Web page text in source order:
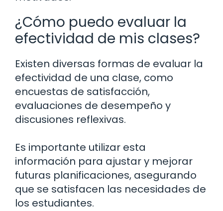
¿Cómo puedo evaluar la
efectividad de mis clases?
Existen diversas formas de evaluar la
efectividad de una clase, como
encuestas de satisfacción,
evaluaciones de desempeño y
discusiones reflexivas.
Es importante utilizar esta
información para ajustar y mejorar
futuras planificaciones, asegurando
que se satisfacen las necesidades de
los estudiantes.